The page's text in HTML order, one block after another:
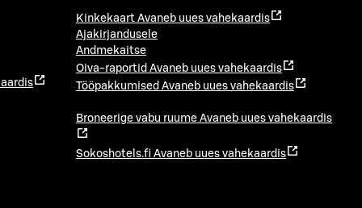
Kinkekaart Avaneb uues vahekaardis
Ajakirjandusele
Andmekaitse
Oiva-raportid Avaneb uues vahekaardis
Tööpakkumised Avaneb uues vahekaardis
Broneerige vabu ruume Avaneb uues vahekaardis
Sokoshotels.fi Avaneb uues vahekaardis